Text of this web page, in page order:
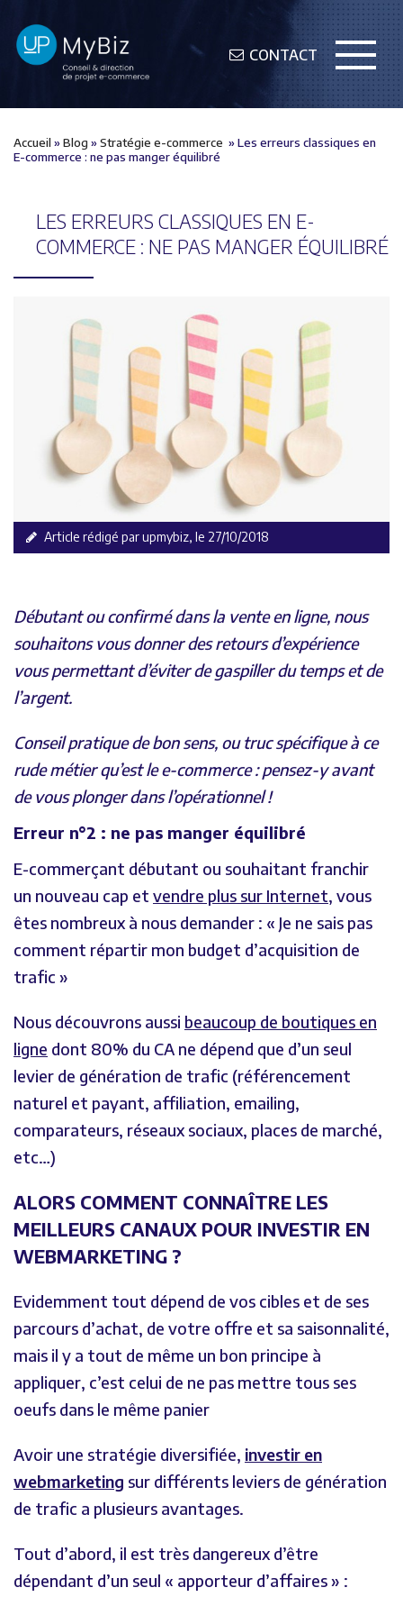
CONTACT
Accueil »Blog »Stratégie e-commerce »Les erreurs classiques en
E-commerce : ne pas manger équilibré
LES ERREURS CLASSIQUES EN E-
COMMERCE : NE PAS MANGER ÉQUILIBRÉ
Article rédigé par upmybiz, le 27/10/2018
Débutant ou confirmé dans la vente en ligne, nous
souhaitons vous donner des retours d’expérience
vous permettant d’éviter de gaspiller du temps et de
l’argent.
Conseil pratique de bon sens, ou truc spécifique à ce
rude métier qu’est le e-commerce : pensez-y avant
de vous plonger dans l’opérationnel !
Erreur n°2 : ne pas manger équilibré
E-commerçant débutant ou souhaitant franchir
un nouveau cap et vendre plus sur Internet, vous
êtes nombreux à nous demander : « Je ne sais pas
comment répartir mon budget d’acquisition de
trafic »
Nous découvrons aussi beaucoup de boutiques en
ligne dont 80% du CA ne dépend que d’un seul
levier de génération de trafic (référencement
naturel et payant, affiliation, emailing,
comparateurs, réseaux sociaux, places de marché,
etc…)
ALORS COMMENT CONNAÎTRE LES
MEILLEURS CANAUX POUR INVESTIR EN
WEBMARKETING ?
Evidemment tout dépend de vos cibles et de ses
parcours d’achat, de votre offre et sa saisonnalité,
mais il y a tout de même un bon principe à
appliquer, c’est celui de ne pas mettre tous ses
oeufs dans le même panier
Avoir une stratégie diversifiée, investir en
webmarketing sur différents leviers de génération
de trafic a plusieurs avantages.
Tout d’abord, il est très dangereux d’être
dépendant d’un seul « apporteur d’affaires » :